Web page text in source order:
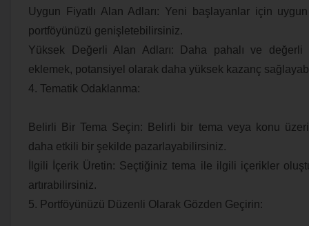
Uygun Fiyatlı Alan Adları: Yeni başlayanlar için
portföyünüzü genişletebilirsiniz.
Yüksek Değerli Alan Adları: Daha pahalı ve değerli
eklemek, potansiyel olarak daha yüksek kazanç
4. Tematik Odaklanma:
Belirli Bir Tema Seçin: Belirli bir tema veya konu
daha etkili bir şekilde pazarlayabilirsiniz.
İlgili İçerik Üretin: Seçtiğiniz tema ile ilgili içerikler
artırabilirsiniz.
5. Portföyünüzü Düzenli Olarak Gözden Geçirin: